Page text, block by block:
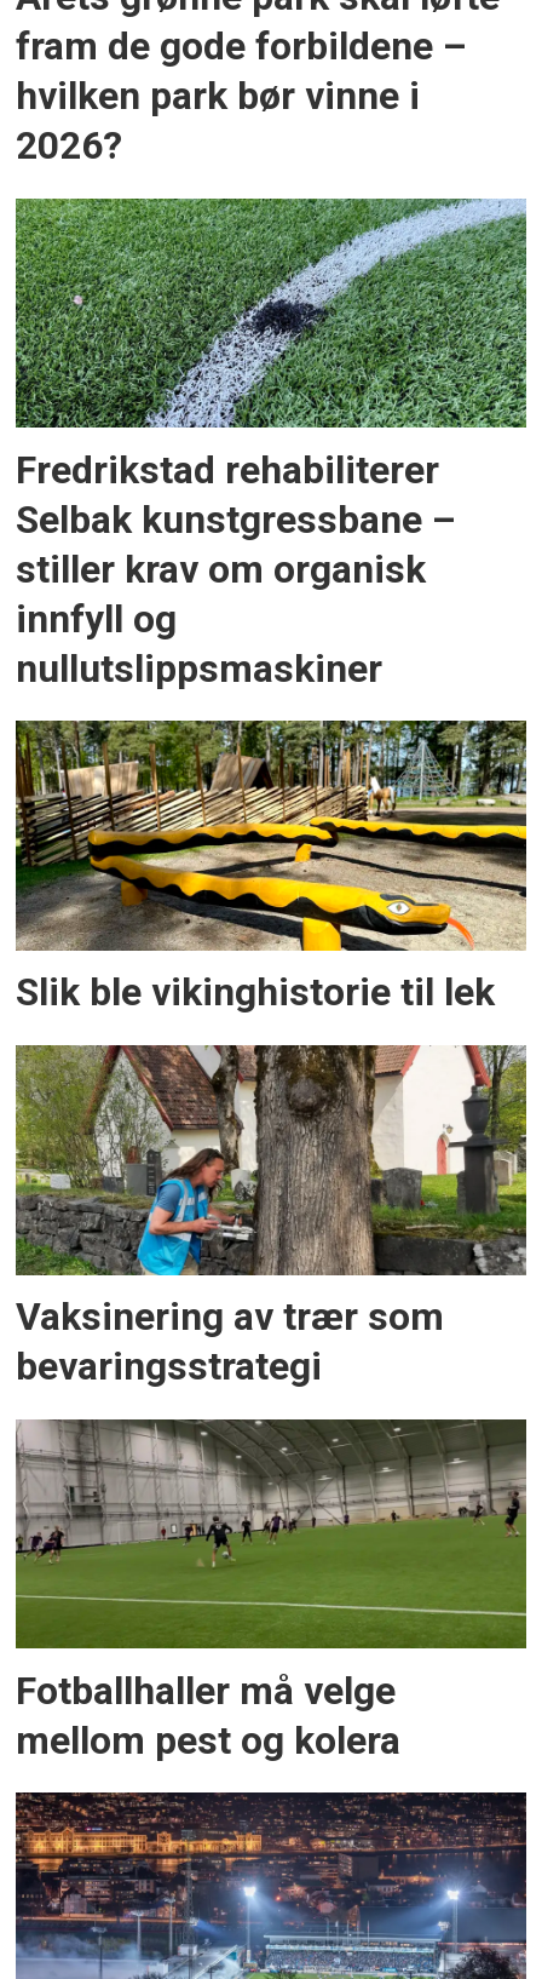
fram de gode forbildene –
hvilken park bør vinne i
2026?
Fredrikstad rehabiliterer
Selbak kunstgressbane –
stiller krav om organisk
innfyll og
nullutslippsmaskiner
Slik ble vikinghistorie til lek
Vaksinering av trær som
bevaringsstrategi
Fotballhaller må velge
mellom pest og kolera